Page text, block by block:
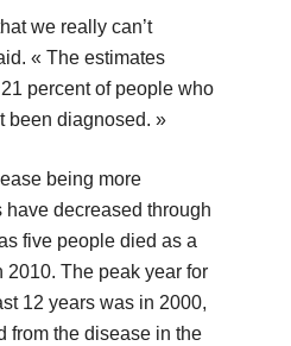
we really can’t
« The estimates
percent of people who
been diagnosed. »
being more
decreased through
five people died as a
2010. The peak year for
12 years was in 2000,
from the disease in the